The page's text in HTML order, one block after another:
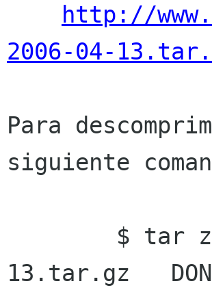
http://
2006-04-
Para
siguiente
13.tar.gz